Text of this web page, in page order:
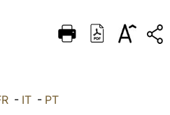
ITALIANO
- IT - PT